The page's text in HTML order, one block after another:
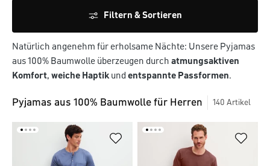
Filtern & Sortieren
Natürlich angenehm für erholsame Nächte: Unsere Pyjamas
aus 100% Baumwolle überzeugen durch atmungsaktiven
Komfort, weiche Haptikund entspannte Passformen.
Pyjamas aus 100% Baumwolle für Herren 140 Artikel